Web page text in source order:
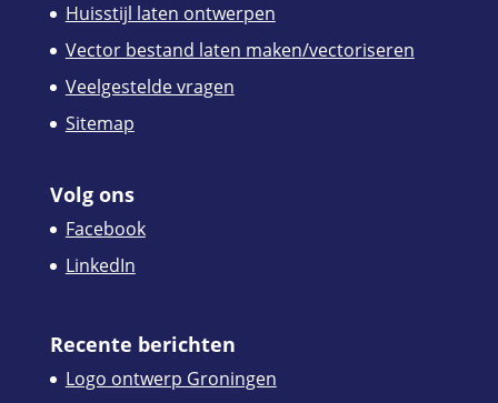
Huisstijl laten ontwerpen
Vector bestand laten maken/vectoriseren
Veelgestelde vragen
Sitemap
Volg ons
Facebook
LinkedIn
Recente berichten
Logo ontwerp Groningen